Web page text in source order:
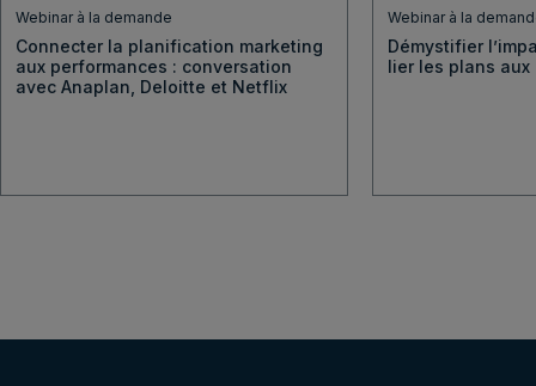
Webinar à la demande
Connecter la planification marketing
aux performances : conversation
avec Anaplan, Deloitte et Netflix
Webinar à la
Démystifier
lier les plans